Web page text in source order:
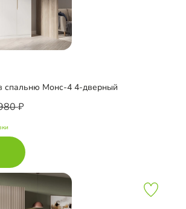
спальню Монс-4 4-дверный